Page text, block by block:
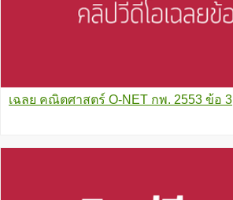
เฉลย คณิตศาสตร์ O-NET กพ. 2553 ข้อ 3